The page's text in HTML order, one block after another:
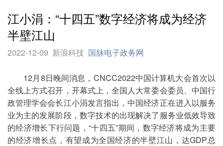
江小涓：“十四五”数字经济将成为经济
半壁江山
2022-12-09 新浪科技 国脉电子政务网
12月8日晚间消息，CNCC2022中国计算机大会首次以
全线上方式召开，开幕式上，全国人大常委会委员、中国行
政管理学会会长江小涓发言指出，中国经济正在进入以服务
业为主的发展阶段，数字技术的出现解决了服务业低效导致
的经济增长下行问题，“十四五”期间，数字经济将成为主要
的经济增长点，有望成为全国经济的半壁江山，达GDP总